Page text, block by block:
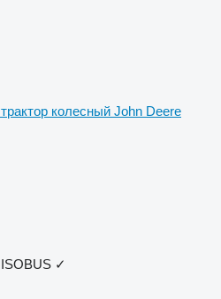
трактор колесный John Deere
ISOBUS ✓